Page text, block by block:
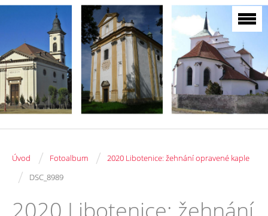
Úvod / Fotoalbum / 2020 Libotenice: žehnání opravené kaple
/ DSC_8989
2020 Libotenice: žehnání